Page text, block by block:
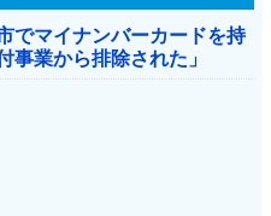
でマイナンバーカードを持
事業から排除された」